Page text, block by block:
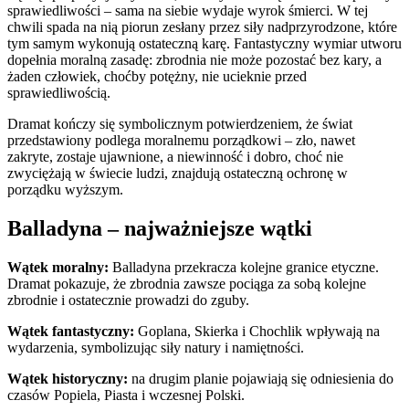
sprawiedliwości – sama na siebie wydaje wyrok śmierci. W tej
chwili spada na nią piorun zesłany przez siły nadprzyrodzone, które
tym samym wykonują ostateczną karę. Fantastyczny wymiar utworu
dopełnia moralną zasadę: zbrodnia nie może pozostać bez kary, a
żaden człowiek, choćby potężny, nie ucieknie przed
sprawiedliwością.
Dramat kończy się symbolicznym potwierdzeniem, że świat
przedstawiony podlega moralnemu porządkowi – zło, nawet
zakryte, zostaje ujawnione, a niewinność i dobro, choć nie
zwyciężają w świecie ludzi, znajdują ostateczną ochronę w
porządku wyższym.
Balladyna – najważniejsze wątki
Wątek moralny: Balladyna przekracza kolejne granice etyczne.
Dramat pokazuje, że zbrodnia zawsze pociąga za sobą kolejne
zbrodnie i ostatecznie prowadzi do zguby.
Wątek fantastyczny: Goplana, Skierka i Chochlik wpływają na
wydarzenia, symbolizując siły natury i namiętności.
Wątek historyczny: na drugim planie pojawiają się odniesienia do
czasów Popiela, Piasta i wczesnej Polski.